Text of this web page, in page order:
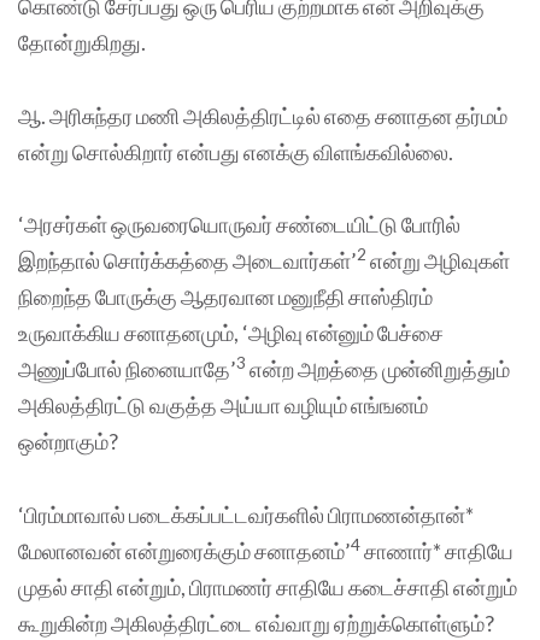
கொண்டு சேர்ப்பது ஒரு பெரிய குற்றமாக என் அறிவுக்கு
தோன்றுகிறது.
ஆ. அரிசுந்தர மணி அகிலத்திரட்டில் எதை சனாதன தர்மம்
என்று சொல்கிறார் என்பது எனக்கு விளங்கவில்லை.
‘அரசர்கள் ஒருவரையொருவர் சண்டையிட்டு போரில்
இறந்தால் சொர்க்கத்தை அடைவார்கள்’2 என்று அழிவுகள்
நிறைந்த போருக்கு ஆதரவான மனுநீதி சாஸ்திரம்
உருவாக்கிய சனாதனமும், ‘அழிவு என்னும் பேச்சை
அணுப்போல் நினையாதே’3 என்ற அறத்தை முன்னிறுத்தும்
அகிலத்திரட்டு வகுத்த அய்யா வழியும் எங்ஙனம்
ஒன்றாகும்?
‘பிரம்மாவால் படைக்கப்பட்டவர்களில் பிராமணன்தான்*
மேலானவன் என்றுரைக்கும் சனாதனம்’4சாணார்* சாதியே
முதல் சாதி என்றும், பிராமணர் சாதியே கடைச்சாதி என்றும்
கூறுகின்ற அகிலத்திரட்டை எவ்வாறு ஏற்றுக்கொள்ளும்?